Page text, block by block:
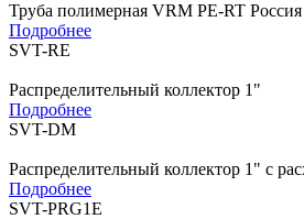
Труба полимерная VRM PE-RT Россия
Подробнее
SVT-RE
Распределительный коллектор 1"
Подробнее
SVT-DM
Распределительный коллектор 1" с
Подробнее
SVT-PRG1E